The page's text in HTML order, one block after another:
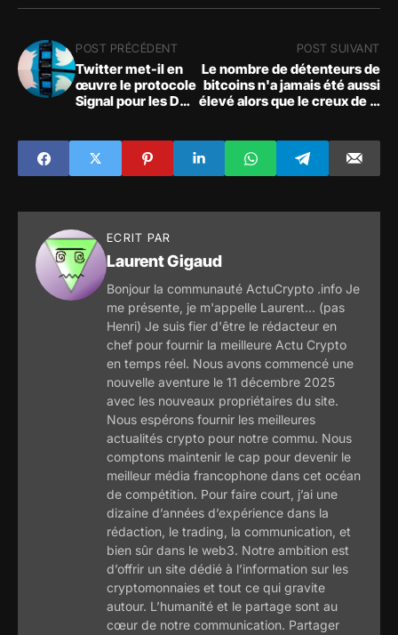
POST PRÉCÉDENT
Twitter met-il en
œuvre le protocole
Signal pour les DM
POST SUIVANT
Le nombre de détenteurs de
bitcoins n'a jamais été aussi
élevé alors que le creux de la
ECRIT PAR
Laurent Gigaud
Bonjour la communauté ActuCrypto .info Je
me présente, je m'appelle Laurent... (pas
Henri) Je suis fier d'être le rédacteur en
chef pour fournir la meilleure Actu Crypto
en temps réel. Nous avons commencé une
nouvelle aventure le 11 décembre 2025
avec les nouveaux propriétaires du site.
Nous espérons fournir les meilleures
actualités crypto pour notre commu. Nous
comptons maintenir le cap pour devenir le
meilleur média francophone dans cet océan
de compétition. Pour faire court, j’ai une
dizaine d’années d’expérience dans la
rédaction, le trading, la communication, et
bien sûr dans le web3. Notre ambition est
d’offrir un site dédié à l’information sur les
cryptomonnaies et tout ce qui gravite
autour. L’humanité et le partage sont au
cœur de notre communication. Partager